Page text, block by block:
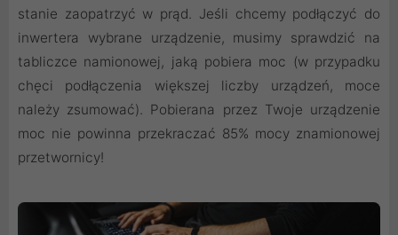
stanie zaopatrzyć w prąd. Jeśli chcemy podłączyć do
inwertera wybrane urządzenie, musimy sprawdzić na
tabliczce namionowej, jaką pobiera moc (w przypadku
chęci podłączenia większej liczby urządzeń, moce
należy zsumować). Pobierana przez Twoje urządzenie
moc nie powinna przekraczać 85% mocy znamionowej
przetwornicy!